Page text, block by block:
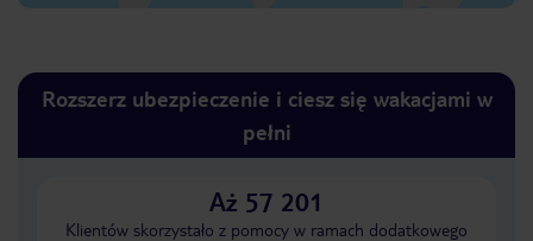
Rozszerz ubezpieczenie i ciesz się wakacjami w
pełni
Aż 57 201
Klientów skorzystało z pomocy w ramach dodatkowego